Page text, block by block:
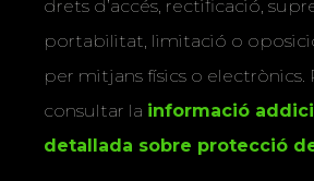
drets d’accés, rectificació,
portabilitat, limitació o
per mitjans físics o electrònics.
consultar la informació
detallada sobre protecció